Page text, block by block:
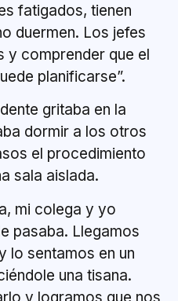
fatigados, tienen
duermen. Los jefes
y comprender que el
planificarse”.
gritaba en la
dormir a los otros
el procedimiento
sala aislada.
mi colega y yo
pasaba. Llegamos
lo sentamos en un
una tisana.
y logramos que nos